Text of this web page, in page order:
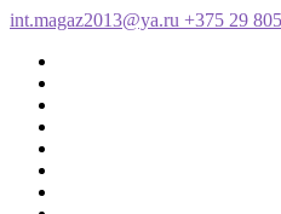
int.magaz2013@ya.ru +375 29